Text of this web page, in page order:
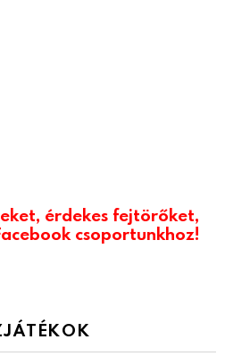
érdekes fejtörőket,
csoportunkhoz!